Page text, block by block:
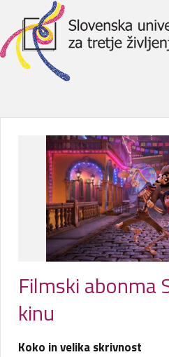
Filmski abonma
kinu
Koko in velika skrivnost